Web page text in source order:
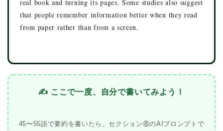
real book and turning its pages. Some studies also suggest
that people remember information better when they read
from paper rather than from a screen.
✍️ ここで一度、自分で書いてみよう！
45〜55語で要約を書いたら、セクション⑧のAIプロンプトで